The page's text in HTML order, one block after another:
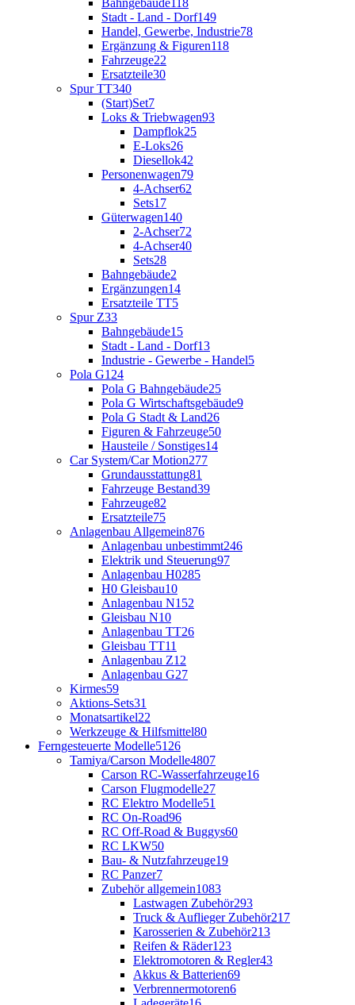
Bahngebäude118
Stadt - Land - Dorf149
Handel, Gewerbe, Industrie78
Ergänzung & Figuren118
Fahrzeuge22
Ersatzteile30
Spur TT340
(Start)Set7
Loks & Triebwagen93
Dampflok25
E-Loks26
Diesellok42
Personenwagen79
4-Achser62
Sets17
Güterwagen140
2-Achser72
4-Achser40
Sets28
Bahngebäude2
Ergänzungen14
Ersatzteile TT5
Spur Z33
Bahngebäude15
Stadt - Land - Dorf13
Industrie - Gewerbe - Handel5
Pola G124
Pola G Bahngebäude25
Pola G Wirtschaftsgebäude9
Pola G Stadt & Land26
Figuren & Fahrzeuge50
Hausteile / Sonstiges14
Car System/Car Motion277
Grundausstattung81
Fahrzeuge Bestand39
Fahrzeuge82
Ersatzteile75
Anlagenbau Allgemein876
Anlagenbau unbestimmt246
Elektrik und Steuerung97
Anlagenbau H0285
H0 Gleisbau10
Anlagenbau N152
Gleisbau N10
Anlagenbau TT26
Gleisbau TT11
Anlagenbau Z12
Anlagenbau G27
Kirmes59
Aktions-Sets31
Monatsartikel22
Werkzeuge & Hilfsmittel80
Ferngesteuerte Modelle5126
Tamiya/Carson Modelle4807
Carson RC-Wasserfahrzeuge16
Carson Flugmodelle27
RC Elektro Modelle51
RC On-Road96
RC Off-Road & Buggys60
RC LKW50
Bau- & Nutzfahrzeuge19
RC Panzer7
Zubehör allgemein1083
Lastwagen Zubehör293
Truck & Auflieger Zubehör217
Karosserien & Zubehör213
Reifen & Räder123
Elektromotoren & Regler43
Akkus & Batterien69
Verbrennermotoren6